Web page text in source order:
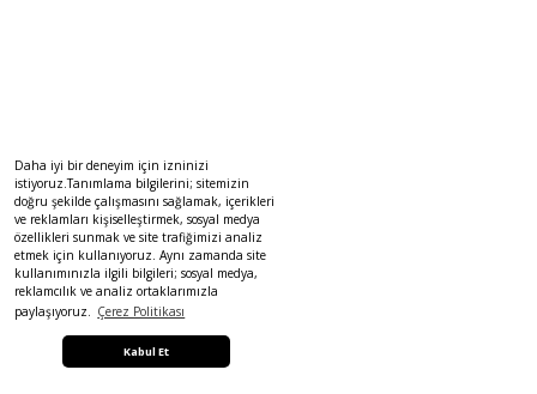
Daha iyi bir deneyim için izninizi
istiyoruz.Tanımlama bilgilerini; sitemizin
doğru şekilde çalışmasını sağlamak, içerikleri
ve reklamları kişiselleştirmek, sosyal medya
özellikleri sunmak ve site trafiğimizi analiz
etmek için kullanıyoruz. Aynı zamanda site
kullanımınızla ilgili bilgileri; sosyal medya,
reklamcılık ve analiz ortaklarımızla
paylaşıyoruz. Çerez Politikası
Kabul Et